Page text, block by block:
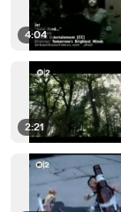
4:04
2:21